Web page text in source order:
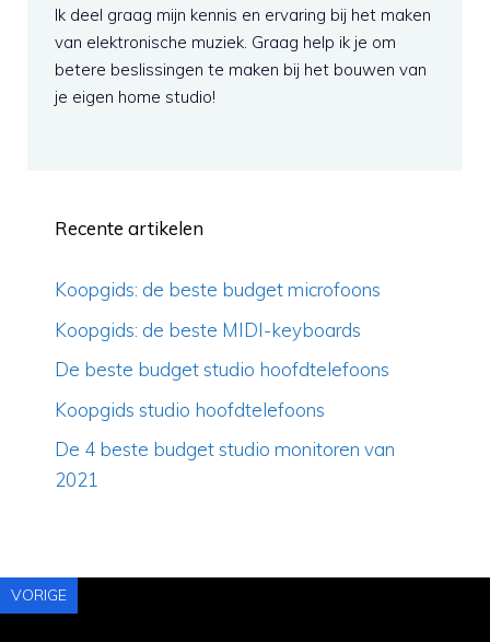
Ik deel graag mijn kennis en ervaring bij het maken
van elektronische muziek. Graag help ik je om
betere beslissingen te maken bij het bouwen van
je eigen home studio!
Recente artikelen
Koopgids: de beste budget microfoons
Koopgids: de beste MIDI-keyboards
De beste budget studio hoofdtelefoons
Koopgids studio hoofdtelefoons
De 4 beste budget studio monitoren van
2021
VORIGE